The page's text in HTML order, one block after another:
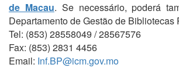
de Macau. Se necessário, poderá
Departamento de Gestão de Bibliotecas
Tel: (853) 28558049 / 28567576
Fax: (853) 2831 4456
Email: Inf.BP@icm.gov.mo